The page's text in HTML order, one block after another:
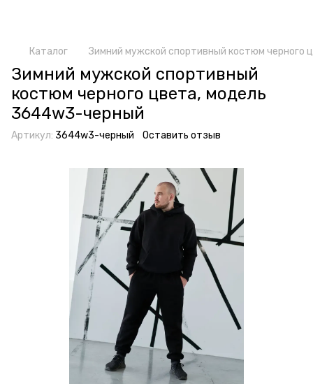
Каталог Зимний мужской спортивный костюм черного
Зимний мужской спортивный
костюм черного цвета, модель
3644w3-черный
Артикул: 3644w3-черный Оставить отзыв